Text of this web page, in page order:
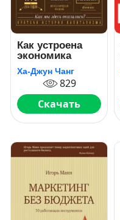
Как устроена
экономика
Ха-Джун Чанг
829
Скачать